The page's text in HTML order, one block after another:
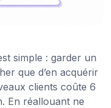
simple : garder un
que d’en acquérir
clients coûte 6
En réallouant ne